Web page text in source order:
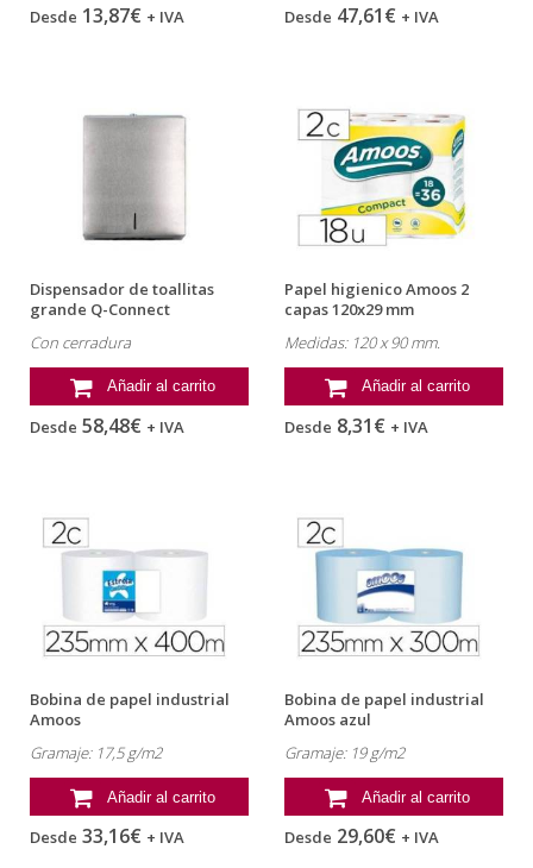
Desde 13,87€ + IVA Desde 47,61€ + IVA
Dispensador de toallitas
grande Q-Connect
Con cerradura
Añadir al carrito
Desde 58,48€ + IVA
Papel higienico Amoos 2
capas 120x29 mm
Medidas: 120 x 90 mm.
Añadir al carrito
Desde 8,31€ + IVA
Bobina de papel industrial
Amoos
Gramaje: 17,5 g/m2
Añadir al carrito
Desde 33,16€ + IVA
Bobina de papel industrial
Amoos azul
Gramaje: 19 g/m2
Añadir al carrito
Desde 29,60€ + IVA